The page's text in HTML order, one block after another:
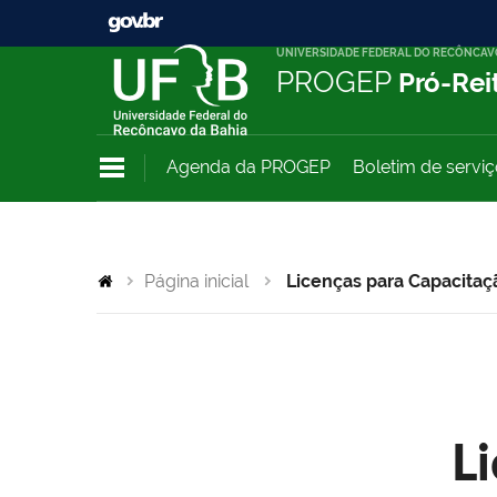
UNIVERSIDADE FEDERAL DO
PROGEP Pró-
Agenda da PROGEP Boletim de
Página inicial Licenças para